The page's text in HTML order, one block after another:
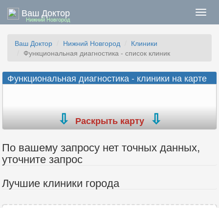
Ваш Доктор
Нижний Новгород
Ваш Доктор Нижний Новгород
Клиники
Функциональная диагностика - список клиник
Функциональная диагностика - клиники на карте
Раскрыть карту
По вашему запросу нет точных данных,
уточните запрос
Лучшие клиники города